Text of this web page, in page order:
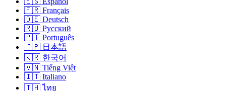
🇫🇷 Français
🇩🇪 Deutsch
🇷🇺 Русский
🇵🇹 Português
🇯🇵 日本語
🇰🇷 한국어
🇻🇳 Tiếng Việt
🇮🇹 Italiano
🇹🇭 ไทย